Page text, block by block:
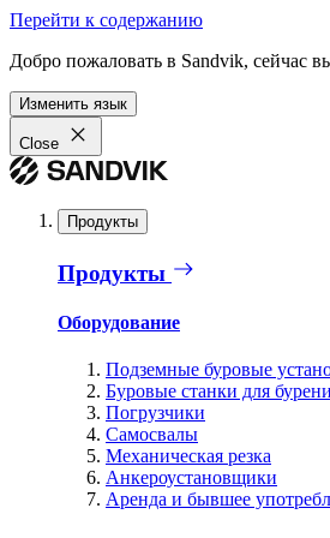
Перейти к содержанию
Добро пожаловать в Sandvik, сейчас
Изменить язык
Close
Продукты
Продукты
Оборудование
Подземные буровые
Буровые станки для
Погрузчики
Самосвалы
Механическая резка
Анкероустановщики
Аренда и бывшее